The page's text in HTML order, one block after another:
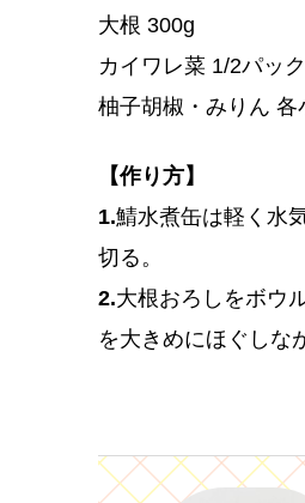
大根 300g
カイワレ菜 1/2パック
柚子胡椒・みりん 各
【作り方】
1.鯖水煮缶は軽く水
切る。
2.大根おろしをボウ
を大きめにほぐしな